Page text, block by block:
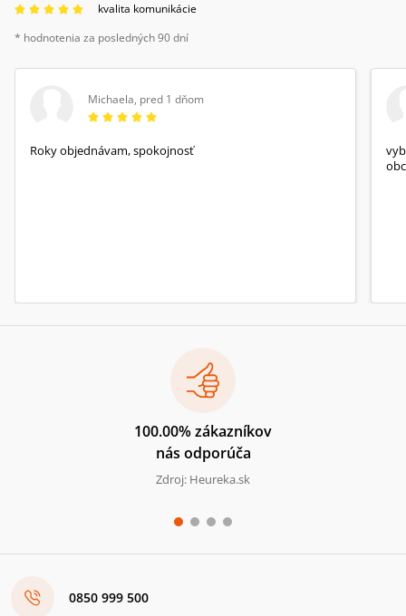
kvalita komunikácie
* hodnotenia za posledných 90 dní
Michaela, pred 1 dňom
Roky objednávam, spokojnosť
100.00% zákazníkov
nás odporúča
Zdroj: Heureka.sk
0850 999 500